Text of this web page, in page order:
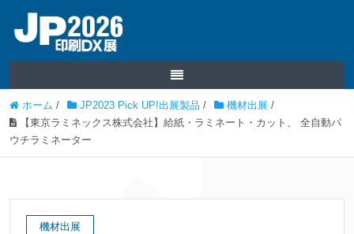
ホーム / JP2023 Pick UP!出展製品 / 機材出展 /
【東京ラミネックス株式会社】給紙・ラミネート・カット、 全自動パ
ウチラミネーター
機材出展